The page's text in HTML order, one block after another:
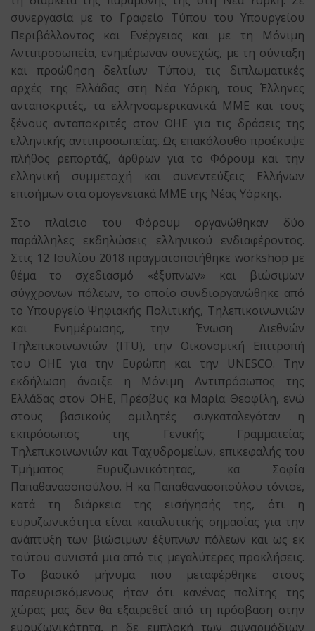
συνεργασία με το Γραφείο Τύπου του Υπουργείου
Περιβάλλοντος και Ενέργειας και με τη Μόνιμη
Αντιπροσωπεία, ενημέρωναν συνεχώς, με τη σύνταξη
και προώθηση δελτίων Τύπου, τις διπλωματικές
αρχές της Ελλάδας στη Νέα Υόρκη, τους Έλληνες
ανταποκριτές, τα ελληνοαμερικανικά ΜΜΕ και τους
ξένους ανταποκριτές στον ΟΗΕ για τις δράσεις της
ελληνικής αντιπροσωπείας. Ως επακόλουθο προέκυψε
πλήθος ρεπορτάζ, άρθρων για το Φόρουμ και την
ελληνική συμμετοχή και συνεντεύξεις Ελλήνων
επισήμων στα ομογενειακά ΜΜΕ της Νέας Υόρκης.
Στο πλαίσιο του Φόρουμ οργανώθηκαν δύο
παράλληλες εκδηλώσεις ελληνικού ενδιαφέροντος.
Στις 12 Ιουλίου 2018 πραγματοποιήθηκε workshop με
θέμα το σχεδιασμό «έξυπνων» και βιώσιμων
σύγχρονων πόλεων, το οποίο συνδιοργανώθηκε από
το Υπουργείο Ψηφιακής Πολιτικής, Τηλεπικοινωνιών
και Ενημέρωσης, την Ένωση Διεθνών
Τηλεπικοινωνιών (ITU), την Οικονομική Επιτροπή
του ΟΗΕ για την Ευρώπη και την UNESCO. Την
εκδήλωση άνοιξε η Μόνιμη Αντιπρόσωπος της
Ελλάδας στον ΟΗΕ, Πρέσβυς κα Μαρία Θεοφίλη, ενώ
στους βασικούς ομιλητές συγκαταλεγόταν η
εκπρόσωπος της Γενικής Γραμματείας
Τηλεπικοινωνιών και Ταχυδρομείων, επικεφαλής του
Τμήματος Ευρυζωνικότητας, κα Σοφία
Παπαθανασοπούλου. Η κα Παπαθανασοπούλου τόνισε,
κατά τη διάρκεια της εισήγησής της, ότι η
ευρυζωνικότητα είναι καταλυτικής σημασίας για την
ανάπτυξη των βιώσιμων έξυπνων πόλεων και ως εκ
τούτου συνιστά μια από τις μεγαλύτερες προκλήσεις.
Το βασικό μήνυμα που μεταφέρθηκε στους
παρευρισκόμενους ήταν ότι κανένας πολίτης της
χώρας μας δεν θα εξαιρεθεί από τη πρόσβαση στην
ευρυζωνικότητα, η δε εμπλοκή των συναρμόδιων